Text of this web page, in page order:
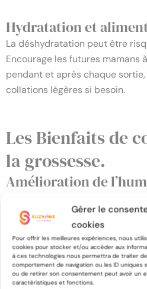
Gérer le
cookies
Pour offrir les meilleures expériences, nous
cookies pour stocker et/ou accéder aux
à ces technologies nous permettra de traiter
comportement de navigation ou les ID uniques
ou de retirer son consentement peut avoir un
caractéristiques et fonctions.
Hydratation et
La déshydratation peut être
Encourage les futures mamans
pendant et après chaque
collations légères si besoin.
Les Bienfaits de
la grossesse.
Amélioration de
Le sport, même à intensité
d’endorphines, bénéfiques pour
Préparation à